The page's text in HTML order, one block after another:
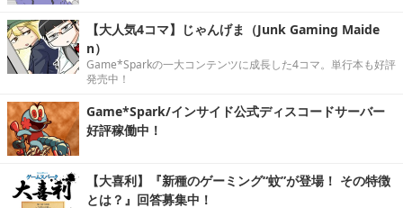
【大人気4コマ】じゃんげま（Junk Gaming Maide
n）
Game*Sparkの一大コンテンツに成長した4コマ。単行本も好評
発売中！
Game*Spark/インサイド公式ディスコードサーバー
好評稼働中！
【大喜利】『新種のゲーミング“蚊”が登場！ その特徴
とは？』回答募集中！